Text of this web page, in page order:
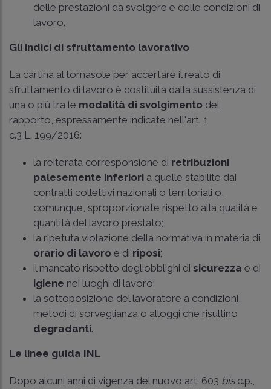
delle prestazioni da svolgere e delle condizioni di
lavoro.
Gli indici di sfruttamento lavorativo
La cartina al tornasole per accertare il reato di
sfruttamento di lavoro è costituita dalla sussistenza di
una o più tra le modalità di svolgimento del
rapporto, espressamente indicate nell'art. 1
c.3 L. 199/2016:
la reiterata corresponsione di retribuzioni
palesemente inferiori a quelle stabilite dai
contratti collettivi nazionali o territoriali o,
comunque, sproporzionate rispetto alla qualità e
quantità del lavoro prestato;
la ripetuta violazione della normativa in materia di
orario di lavoro e di riposi;
il mancato rispetto degliobblighi di sicurezza e di
igiene nei luoghi di lavoro;
la sottoposizione del lavoratore a condizioni,
metodi di sorveglianza o alloggi che risultino
degradanti.
Le linee guida INL
Dopo alcuni anni di vigenza del nuovo art. 603 bisc.p.,